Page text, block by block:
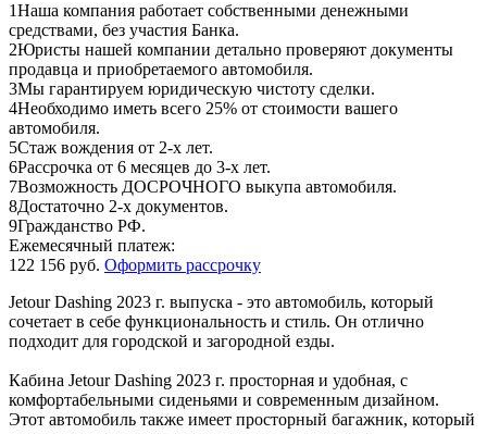
1Наша компания работает собственными денежными
средствами, без участия Банка.
2Юристы нашей компании детально проверяют документы
продавца и приобретаемого автомобиля.
3Мы гарантируем юридическую чистоту сделки.
4Необходимо иметь всего 25% от стоимости вашего
автомобиля.
5Стаж вождения от 2-х лет.
6Рассрочка от 6 месяцев до 3-х лет.
7Возможность ДОСРОЧНОГО выкупа автомобиля.
8Достаточно 2-х документов.
9Гражданство РФ.
Ежемесячный платеж:
122 156 руб. Оформить рассрочку
Jetour Dashing 2023 г. выпуска - это автомобиль, который
сочетает в себе функциональность и стиль. Он отлично
подходит для городской и загородной езды.
Кабина Jetour Dashing 2023 г. просторная и удобная, с
комфортабельными сиденьями и современным дизайном.
Этот автомобиль также имеет просторный багажник, который